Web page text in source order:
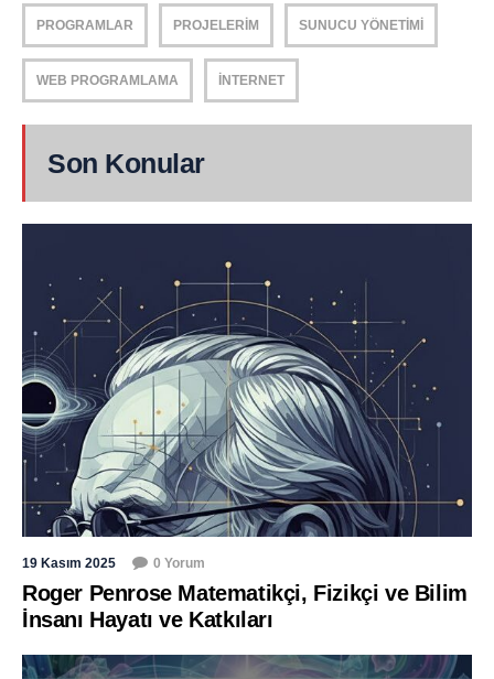
PROGRAMLAR PROJELERIM SUNUCU YÖNETIMI
WEB PROGRAMLAMA İNTERNET
Son Konular
19 Kasım 2025 0 Yorum
Roger Penrose Matematikçi, Fizikçi ve Bilim
İnsanı Hayatı ve Katkıları